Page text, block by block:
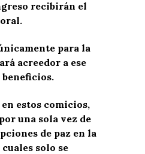
recibirán el
para la
acreedor a ese
estos comicios,
una sola vez de
de paz en la
solo se